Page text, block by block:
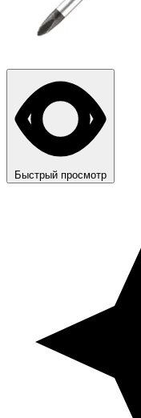
Быстрый просмотр